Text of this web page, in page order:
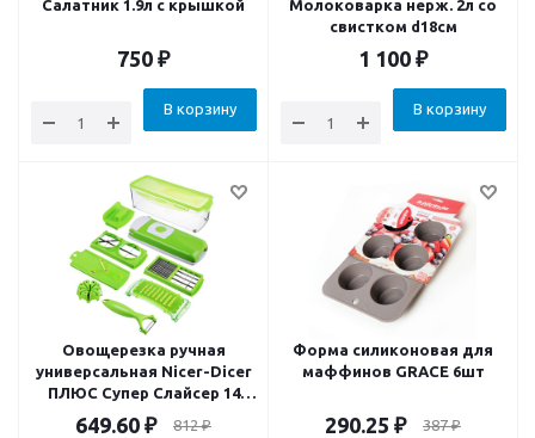
Салатник 1.9л с крышкой
750 ₽
В корзину
Молоковарка нерж. 2л со
свистком d18см
1 100 ₽
В корзину
Овощерезка ручная
универсальная Nicer-Dicer
ПЛЮС Супер Слайсер 14
предметов
649.60 ₽ 812₽
Форма силиконовая для
маффинов GRACE 6шт
290.25 ₽ 387₽